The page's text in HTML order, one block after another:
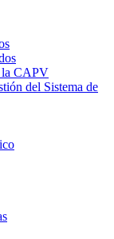
la CAPV
del Sistema de